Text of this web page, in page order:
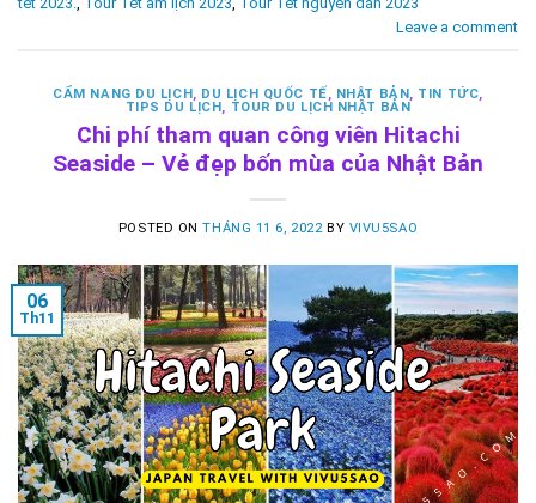
Leave a comment
CẨM NANG DU LỊCH, DU LỊCH QUỐC TẾ, NHẬT BẢN, TIN TỨC,
TIPS DU LỊCH, TOUR DU LỊCH NHẬT BẢN
Chi phí tham quan công viên Hitachi
Seaside – Vẻ đẹp bốn mùa của Nhật Bản
POSTED ONTHÁNG 11 6, 2022 BY VIVU5SAO
06
Th11